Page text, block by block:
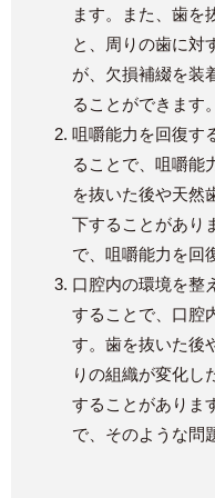
ます。また、歯を
と、周りの歯に対
が、欠損補綴を装
ることができます。
咀嚼能力を回復す
ることで、咀嚼能
を抜いた後や天然
下することがあり
で、咀嚼能力を回
口腔内の環境を整
することで、口腔
す。歯を抜いた後
りの組織が変化し
することがありま
で、そのような問